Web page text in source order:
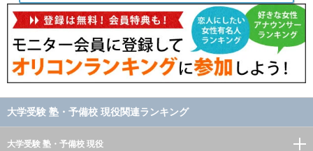
大学受験 塾・予備校 現役関連ランキング
大学受験 塾・予備校 現役